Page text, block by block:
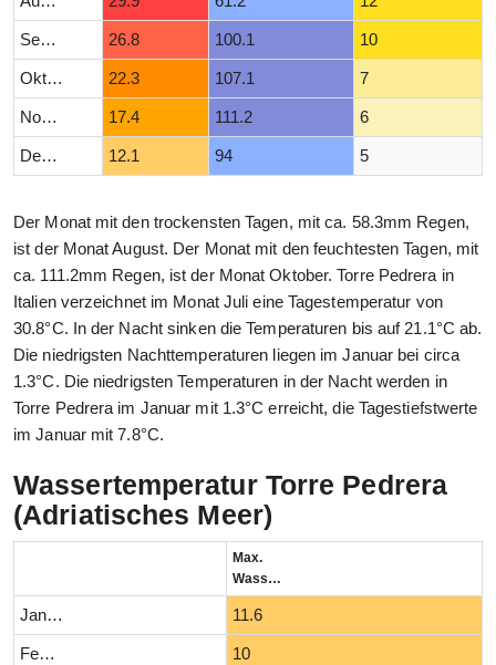
September 26.8 100.1 10
Oktober 22.3 107.1 7
November 17.4 111.2 6
Dezember 12.1 94 5
Der Monat mit den trockensten Tagen, mit ca. 58.3mm Regen,
ist der Monat August. Der Monat mit den feuchtesten Tagen, mit
ca. 111.2mm Regen, ist der Monat Oktober. Torre Pedrera in
Italien verzeichnet im Monat Juli eine Tagestemperatur von
30.8°C. In der Nacht sinken die Temperaturen bis auf 21.1°C ab.
Die niedrigsten Nachttemperaturen liegen im Januar bei circa
1.3°C. Die niedrigsten Temperaturen in der Nacht werden in
Torre Pedrera im Januar mit 1.3°C erreicht, die Tagestiefstwerte
im Januar mit 7.8°C.
Wassertemperatur Torre Pedrera
(Adriatisches Meer)
Max.
Wassertemperatur (°C)
Januar 11.6
Februar 10